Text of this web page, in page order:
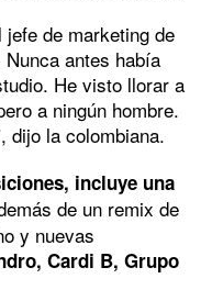
jefe de marketing de
antes había
He visto llorar a
a ningún hombre.
dijo la colombiana.
incluye una
de un remix de
y nuevas
Cardi B, Grupo